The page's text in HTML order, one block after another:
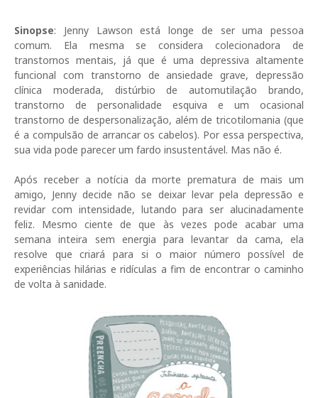
Sinopse: Jenny Lawson está longe de ser uma pessoa
comum. Ela mesma se considera colecionadora de
transtornos mentais, já que é uma depressiva altamente
funcional com transtorno de ansiedade grave, depressão
clínica moderada, distúrbio de automutilação brando,
transtorno de personalidade esquiva e um ocasional
transtorno de despersonalização, além de tricotilomania (que
é a compulsão de arrancar os cabelos). Por essa perspectiva,
sua vida pode parecer um fardo insustentável. Mas não é.
Após receber a notícia da morte prematura de mais um
amigo, Jenny decide não se deixar levar pela depressão e
revidar com intensidade, lutando para ser alucinadamente
feliz. Mesmo ciente de que às vezes pode acabar uma
semana inteira sem energia para levantar da cama, ela
resolve que criará para si o maior número possível de
experiências hilárias e ridículas a fim de encontrar o caminho
de volta à sanidade.